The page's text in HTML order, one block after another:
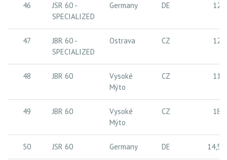
46
JSR 60 -
SPECIALIZED
Germany DE 12
47
JBR 60 -
SPECIALIZED
Ostrava CZ 12
48 JBR 60
Vysoké
Mýto
CZ 11
49 JBR 60
Vysoké
Mýto
CZ 18
50 JSR 60 Germany DE 14,5